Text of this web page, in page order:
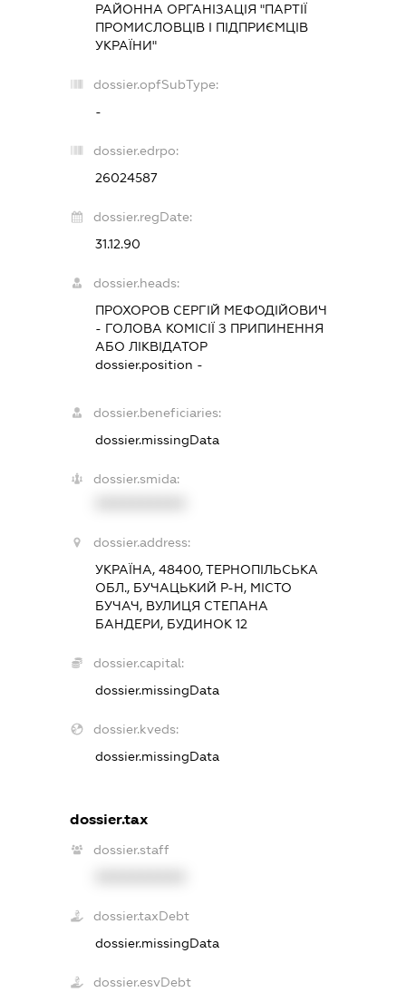
РАЙОННА ОРГАНІЗАЦІЯ "ПАРТІЇ
ПРОМИСЛОВЦІВ І ПІДПРИЄМЦІВ
УКРАЇНИ"
dossier.opfSubType:
-
dossier.edrpo:
26024587
dossier.regDate:
31.12.90
dossier.heads:
ПРОХОРОВ СЕРГІЙ МЕФОДІЙОВИЧ
- ГОЛОВА КОМІСІЇ З ПРИПИНЕННЯ
АБО ЛІКВІДАТОР
dossier.position -
dossier.beneficiaries:
dossier.missingData
dossier.smida:
dossier.address:
УКРАЇНА, 48400, ТЕРНОПІЛЬСЬКА
ОБЛ., БУЧАЦЬКИЙ Р-Н, МІСТО
БУЧАЧ, ВУЛИЦЯ СТЕПАНА
БАНДЕРИ, БУДИНОК 12
dossier.capital:
dossier.missingData
dossier.kveds:
dossier.missingData
dossier.tax
dossier.staff
dossier.taxDebt
dossier.missingData
dossier.esvDebt